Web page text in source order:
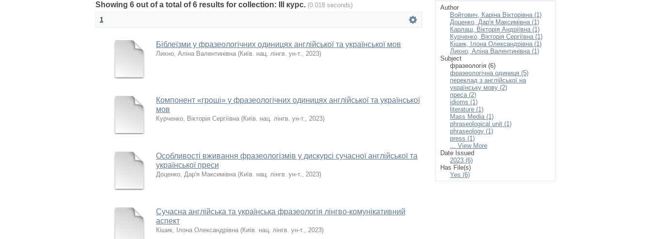
Showing 6 out of a total of 6 results for collection: ІІІ курс. (0.018 seconds)
1
Біблеїзми у фразеологічних одиницях англійської та української мов
Лихно, Аліна Валентинівна (Київ. нац. лінгв. ун-т., 2023)
Компонент «гроші» у фразеологічних одиницях англійської та української
мов
Курченко, Вікторія Сергіївна (Київ. нац. лінгв. ун-т., 2023)
Особливості вживання фразеологізмів у дискурсі сучасної англійської та
української преси
Доценко, Дар'я Максимівна (Київ. нац. лінгв. ун-т., 2023)
Сучасна англійська та українська фразеологія лінгво-комунікативний
аспект
Кішик, Ілона Олександрівна (Київ. нац. лінгв. ун-т., 2023)
Author
Войтович, Каріна Вікторівна (1)
Доценко, Дар'я Максимівна (1)
Карлаш, Вікторія Андріївна (1)
Курченко, Вікторія Сергіївна (1)
Кішик, Ілона Олександрівна (1)
Лихно, Аліна Валентинівна (1)
Subject
фразеологія (6)
фразеологічна одиниця (5)
переклад з англійської на
українську мову (2)
преса (2)
idioms (1)
literature (1)
Mass Media (1)
phraseological unit (1)
phraseology (1)
press (1)
... View More
Date Issued
2023 (6)
Has File(s)
Yes (6)